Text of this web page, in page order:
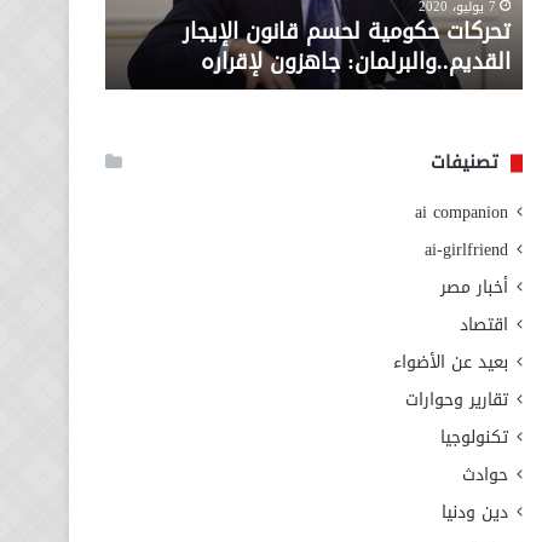
لإقراره
7 يوليو، 2020
تحركات حكومية لحسم قانون الإيجار
القديم..والبرلمان: جاهزون لإقراره
من
وزارة
الاجتماعي
تصنيفات
ai companion
ai-girlfriend
أخبار مصر
اقتصاد
بعيد عن الأضواء
تقارير وحوارات
تكنولوجيا
حوادث
دين ودنيا